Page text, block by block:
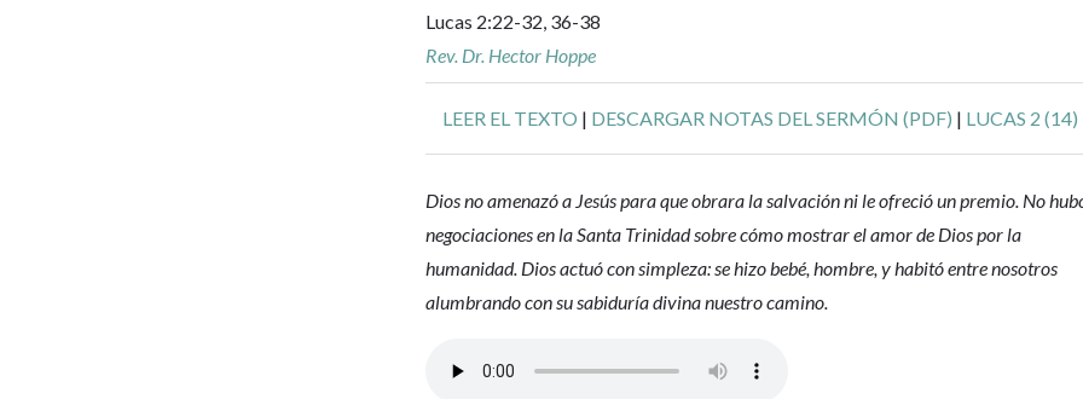
Lucas 2:22-32, 36-38
Rev. Dr. Hector Hoppe
LEER EL TEXTO | DESCARGAR NOTAS DEL SERMÓN (PDF) | LUCAS 2 (14)
Dios no amenazó a Jesús para que obrara la salvación ni le ofreció un premio. No
negociaciones en la Santa Trinidad sobre cómo mostrar el amor de Dios por la
humanidad. Dios actuó con simpleza: se hizo bebé, hombre, y habitó entre nosotros
alumbrando con su sabiduría divina nuestro camino.